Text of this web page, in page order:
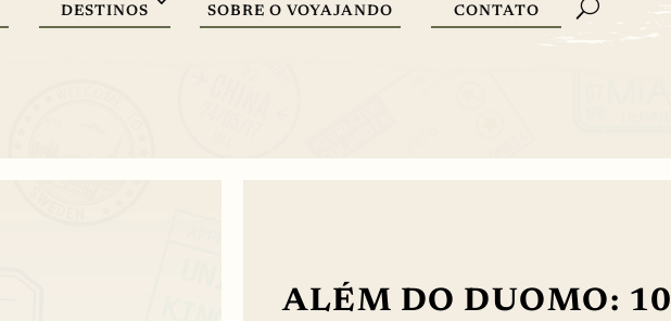
DESTINOS SOBRE O VOYAJANDO CONTATO
ALÉM DO DUOMO: 10